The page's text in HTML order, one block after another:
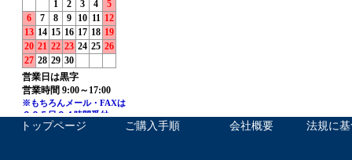
トップページ ご購入手順 会社概要 法規に